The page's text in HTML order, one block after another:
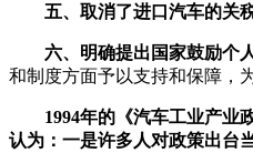
五、取消了进口汽车的关
六、明确提出国家鼓励个
和制度方面予以支持和保障，
1994年的《汽车工业产业
认为：一是许多人对政策出台